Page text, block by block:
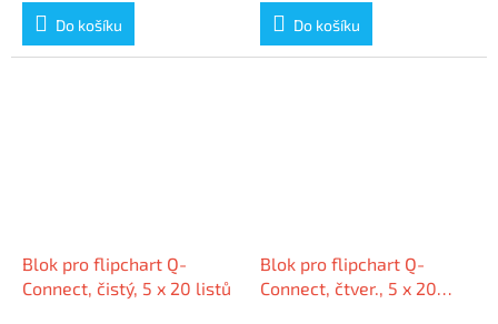
Do košíku
Do košíku
Blok pro flipchart Q-
Connect, čistý, 5 x 20 listů
Blok pro flipchart Q-
Connect, čtver., 5 x 20